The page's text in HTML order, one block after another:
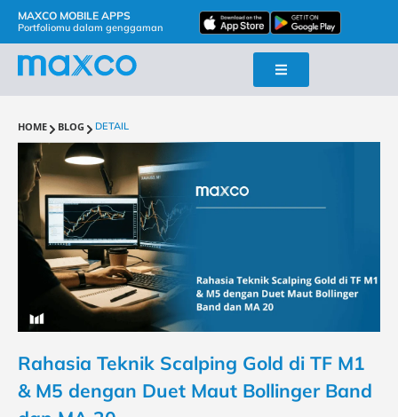
MAXCO MOBILE APPS
Portfoliomu dalam genggaman
HOME BLOG DETAIL
Rahasia Teknik Scalping Gold di TF M1
& M5 dengan Duet Maut Bollinger Band